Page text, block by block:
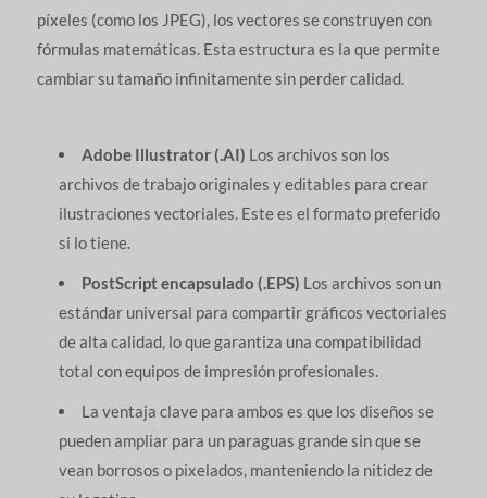
píxeles (como los JPEG), los vectores se construyen con
fórmulas matemáticas. Esta estructura es la que permite
cambiar su tamaño infinitamente sin perder calidad.
Adobe Illustrator (.AI) Los archivos son los
archivos de trabajo originales y editables para crear
ilustraciones vectoriales. Este es el formato preferido
si lo tiene.
PostScript encapsulado (.EPS) Los archivos son un
estándar universal para compartir gráficos vectoriales
de alta calidad, lo que garantiza una compatibilidad
total con equipos de impresión profesionales.
La ventaja clave para ambos es que los diseños se
pueden ampliar para un paraguas grande sin que se
vean borrosos o pixelados, manteniendo la nitidez de